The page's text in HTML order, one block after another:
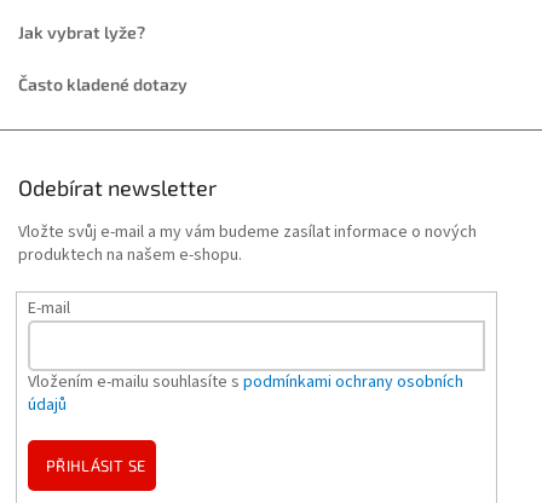
Jak vybrat lyže?
Často kladené dotazy
Odebírat newsletter
Vložte svůj e-mail a my vám budeme zasílat informace o nových
produktech na našem e-shopu.
E-mail
Vložením e-mailu souhlasíte s podmínkami ochrany osobních
údajů
PŘIHLÁSIT SE